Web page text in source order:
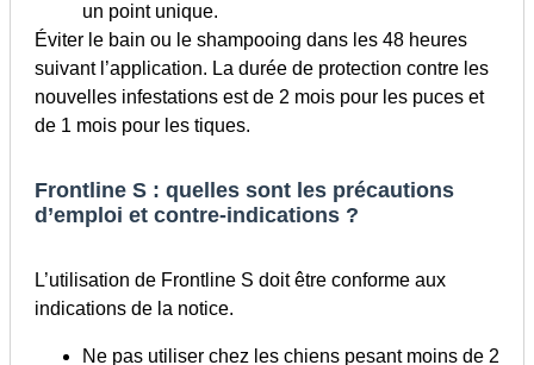
un point unique.
Éviter le bain ou le shampooing dans les 48 heures
suivant l’application. La durée de protection contre les
nouvelles infestations est de 2 mois pour les puces et
de 1 mois pour les tiques.
Frontline S : quelles sont les précautions
d’emploi et contre-indications ?
L’utilisation de Frontline S doit être conforme aux
indications de la notice.
Ne pas utiliser chez les chiens pesant moins de 2